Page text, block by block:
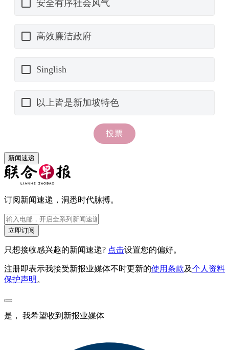
新闻速递
订阅新闻速递，洞悉时代脉搏。
立即订阅
只想接收感兴趣的新闻速递? 点击设置您的偏好。
注册即表示我接受新报业媒体不时更新的使用条款及个人资料
保护声明 。
是， 我希望收到新报业媒体